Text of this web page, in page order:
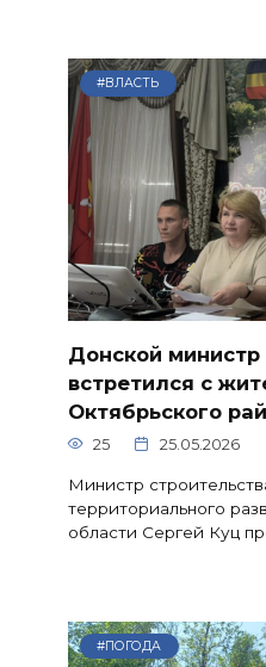
#ВЛАСТЬ
Донской министр
встретился с
Октябрьского
25 25.05.2026
Министр
территориального
области Сергей Куц
#ПОГОДА